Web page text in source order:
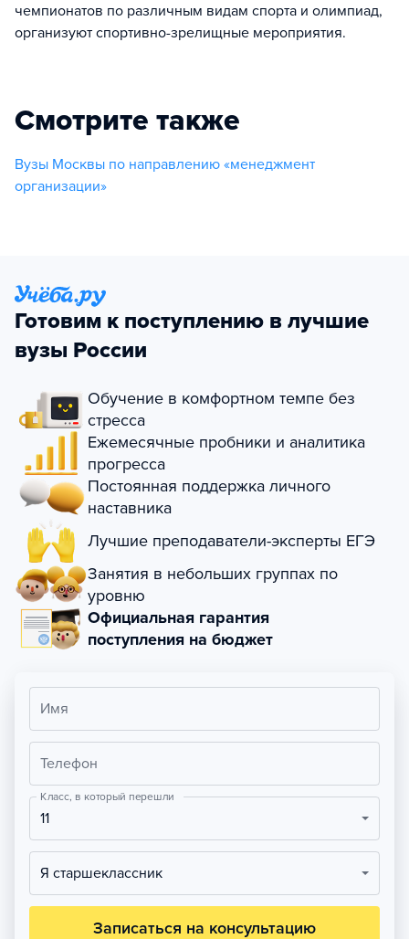
чемпионатов по различным видам спорта и олимпиад,
организуют спортивно-зрелищные мероприятия.
Смотрите также
Вузы Москвы по направлению «менеджмент
организации»
Готовим к поступлению в лучшие
вузы России
Обучение в комфортном темпе без
стресса
Ежемесячные пробники и аналитика
прогресса
Постоянная поддержка личного
наставника
Лучшие преподаватели-эксперты ЕГЭ
Занятия в небольших группах по
уровню
Официальная гарантия
поступления на бюджет
Имя
Телефон
Класс, в который перешли
11
Я старшеклассник
Записаться на консультацию